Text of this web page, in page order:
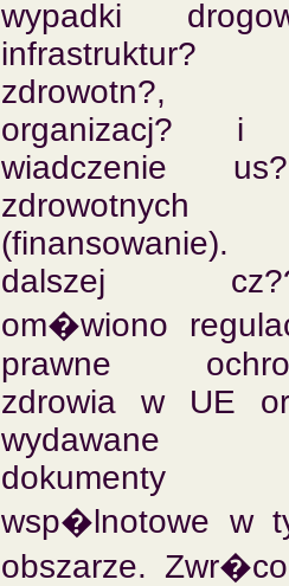
wypadki
infrastruktur?
zdrowotn?,
organizacj?
wiadczenie
zdrowotnych
(finansowanie).
dalszej
om�wiono
prawne
zdrowia w UE
wydawane
dokumenty
wsp�lnotowe w
obszarze.